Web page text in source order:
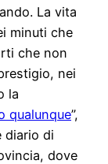
La vita
minuti che
che non
nei
la
qualunque”,
diario di
dove